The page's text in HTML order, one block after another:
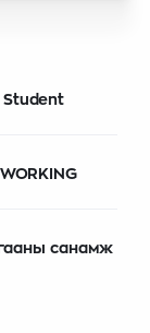
Student
санамж